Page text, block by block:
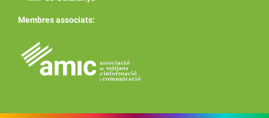
Membres associats: